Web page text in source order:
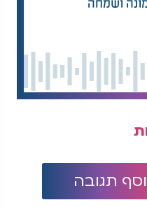
תגובה